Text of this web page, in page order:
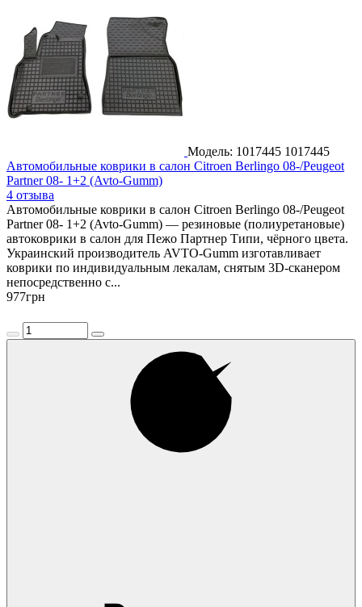
Модель: 1017445 1017445
Автомобильные коврики в салон Citroen Berlingo 08-/Peugeot
Partner 08- 1+2 (Avto-Gumm)
4 отзыва
Автомобильные коврики в салон Citroen Berlingo 08-/Peugeot
Partner 08- 1+2 (Avto-Gumm) — резиновые (полиуретановые)
автоковрики в салон для Пежо Партнер Типи, чёрного цвета.
Украинский производитель AVTO-Gumm изготавливает
коврики по индивидуальным лекалам, снятым 3D-сканером
непосредственно с...
977грн